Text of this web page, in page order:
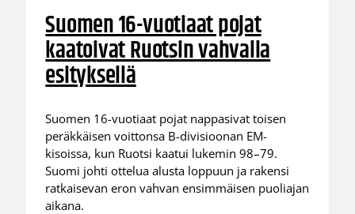
Suomen 16-vuotiaat pojat
kaatoivat Ruotsin vahvalla
esityksellä
Suomen 16-vuotiaat pojat nappasivat toisen
peräkkäisen voittonsa B-divisioonan EM-
kisoissa, kun Ruotsi kaatui lukemin 98–79.
Suomi johti ottelua alusta loppuun ja rakensi
ratkaisevan eron vahvan ensimmäisen puoliajan
aikana.